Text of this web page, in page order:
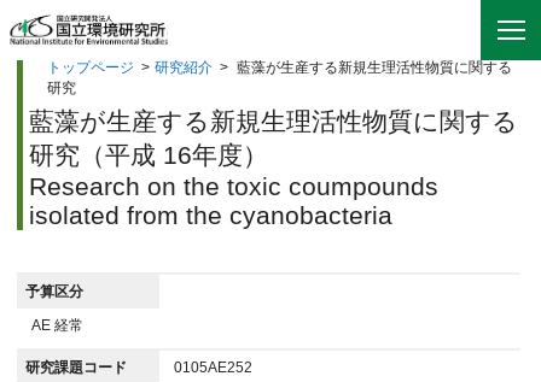
トップページ > 研究紹介 > 藍藻が生産する新規生理活性物質に関する
研究
藍藻が生産する新規生理活性物質に関する
研究（平成 16年度）
Research on the toxic coumpounds
isolated from the cyanobacteria
予算区分
AE 経常
研究課題コード 0105AE252